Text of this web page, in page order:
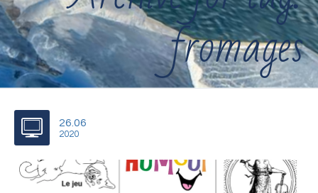
fromages
26.06
2020